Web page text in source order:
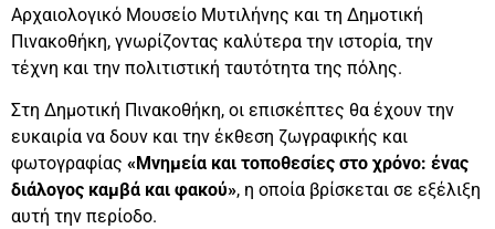
Αρχαιολογικό Μουσείο Μυτιλήνης και τη Δημοτική
Πινακοθήκη, γνωρίζοντας καλύτερα την ιστορία, την
τέχνη και την πολιτιστική ταυτότητα της πόλης.
Στη Δημοτική Πινακοθήκη, οι επισκέπτες θα έχουν την
ευκαιρία να δουν και την έκθεση ζωγραφικής και
φωτογραφίας «Μνημεία και τοποθεσίες στο χρόνο: ένας
διάλογος καμβά και φακού», η οποία βρίσκεται σε εξέλιξη
αυτή την περίοδο.